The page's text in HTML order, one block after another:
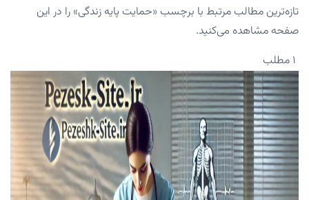
تازه‌ترین مطالب مرتبط با برچسب «حمایت پایه زندگی» را در این
صفحه مشاهده می‌کنید.
۱ مطلب